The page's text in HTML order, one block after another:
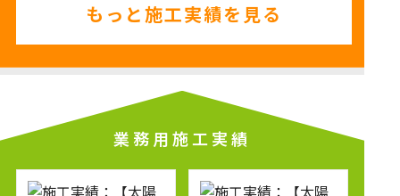
もっと施工実績を見る
業務用施工実績